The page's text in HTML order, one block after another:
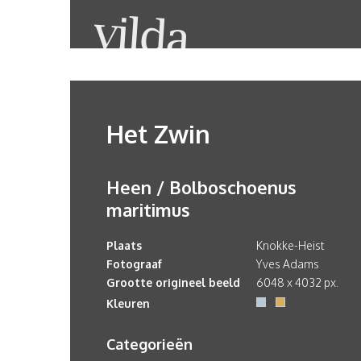
Het Zwin
Heen / Bolboschoenus
maritimus
Plaats
Knokke-Heist
Fotograaf
Yves Adams
Grootte origineel beeld
6048 x 4032 px.
Kleuren
Categorieën